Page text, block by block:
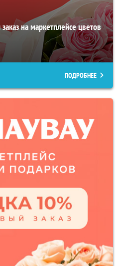
на маркетплейсе цветов
ПОДРОБНЕЕ